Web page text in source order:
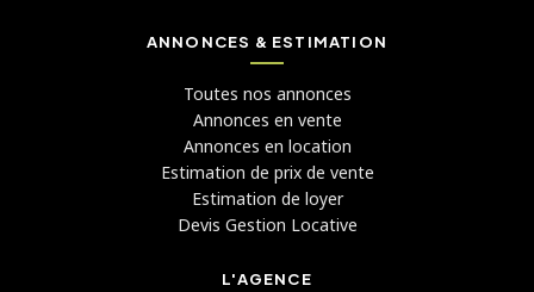
ANNONCES & ESTIMATION
Toutes nos annonces
Annonces en vente
Annonces en location
Estimation de prix de vente
Estimation de loyer
Devis Gestion Locative
L'AGENCE